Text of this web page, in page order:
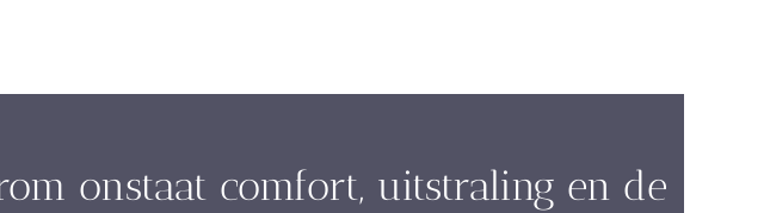
onstaat comfort, uitstraling en de